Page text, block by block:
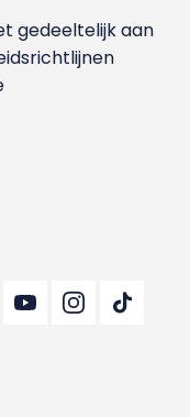
gedeeltelijk aan